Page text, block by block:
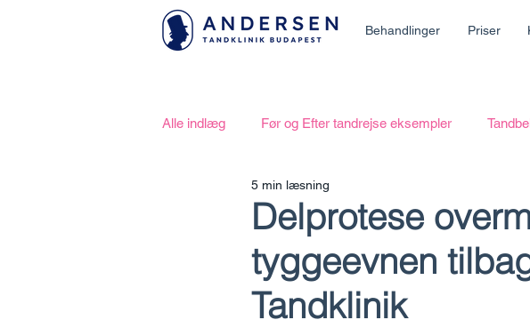
Behandlinger Priser
Alle indlæg Før og Efter tandrejse eksempler
Delprotese
tyggeevnen
Tandklinik
5 min læsning